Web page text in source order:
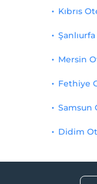
Kıbrıs
Mersin
Fethiye
Samsun
Didim